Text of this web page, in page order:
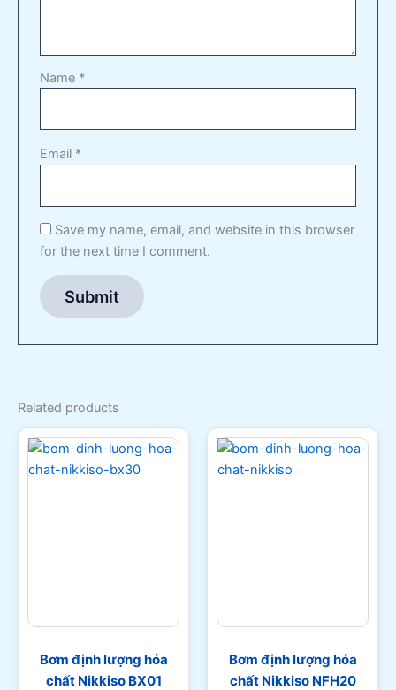
Name *
Email *
Save my name, email, and website in this browser
for the next time I comment.
Related products
Bơm định lượng hóa
chất Nikkiso BX01
Bơm định lượng hóa
chất Nikkiso NFH20